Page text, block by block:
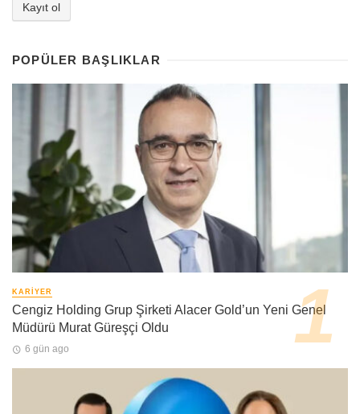
POPÜLER BAŞLIKLAR
KARIYER
Cengiz Holding Grup Şirketi Alacer Gold’un Yeni Genel
Müdürü Murat Güreşçi Oldu
6 gün ago